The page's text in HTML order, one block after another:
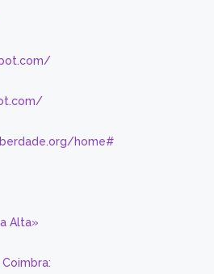
home#
Alta»